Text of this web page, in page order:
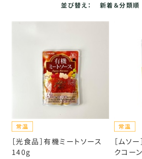
並び替え： 新着＆分類順
［光食品］有機ミートソース
140g
［ムソ
クコー